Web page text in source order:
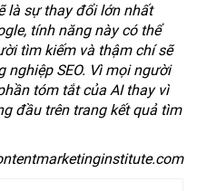
là sự thay đổi lớn nhất
tính năng này có thể
tìm kiếm và thậm chí sẽ
SEO. Vì mọi người
tóm tắt của AI thay vì
đầu trên trang kết quả tìm